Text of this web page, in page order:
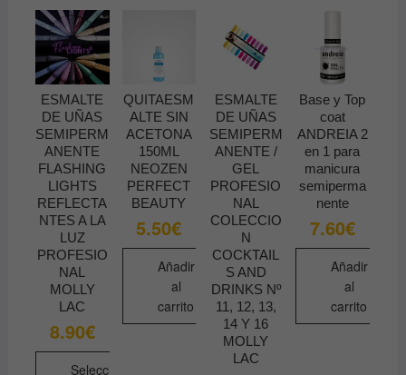
variantes.
Las
opciones
se
pueden
elegir
en
la
página
de
producto
elegir
en
la
página
de
producto
ESMALTE
DE UÑAS
SEMIPERM
ANENTE
FLASHING
LIGHTS
REFLECTA
NTES A LA
LUZ
PROFESIO
NAL
MOLLY
LAC
8.90€
Seleccionar
QUITAESM
ALTE SIN
ACETONA
150ML
NEOZEN
PERFECT
BEAUTY
5.50€
Añadir
al
carrito
ESMALTE
DE UÑAS
SEMIPERM
ANENTE /
GEL
PROFESIO
NAL
COLECCIO
N
COCKTAIL
S AND
DRINKS Nº
11, 12, 13,
14 Y 16
MOLLY
LAC
Base y Top
coat
ANDREIA 2
en 1 para
manicura
semiperma
nente
7.60€
Añadir
al
carrito